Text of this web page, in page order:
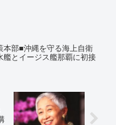
本部■沖縄を守る海上自衛
艦とイージス艦那覇に初接